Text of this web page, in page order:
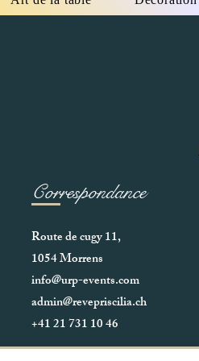
Correspondance
Route de cugy 11,
1054 Morrens
info@urp-events.com
admin@revepriscilia.ch
+41 21 731 10 46